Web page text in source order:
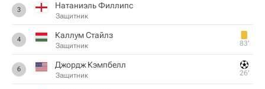
3 Натаниэль Филлипс
Защитник
4 Каллум Стайлз
Защитник 83‎’‎
6 Джордж Кэмпбелл
Защитник 26‎’‎